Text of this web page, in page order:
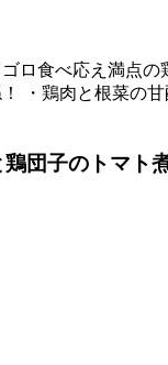
ロ食べ応え満点
・鶏肉と根菜の
鶏団子のトマト